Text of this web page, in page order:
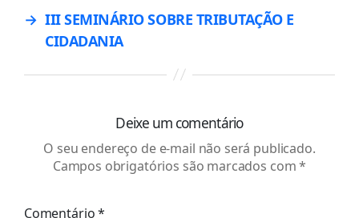
→ III SEMINÁRIO SOBRE TRIBUTAÇÃO E
CIDADANIA
Deixe um comentário
O seu endereço de e-mail não será publicado.
Campos obrigatórios são marcados com*
Comentário*